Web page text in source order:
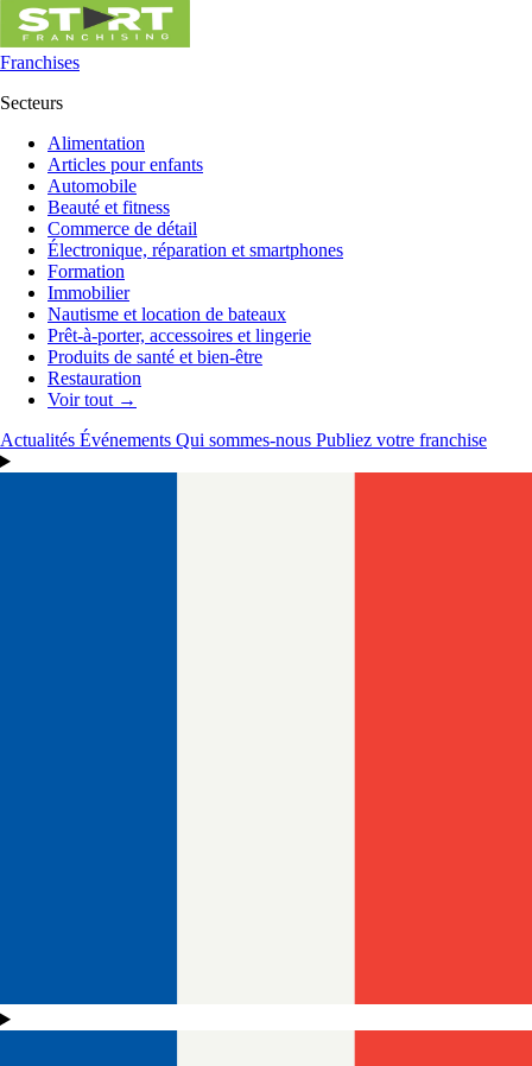
Franchises
Secteurs
Alimentation
Articles pour enfants
Automobile
Beauté et fitness
Commerce de détail
Électronique, réparation et smartphones
Formation
Immobilier
Nautisme et location de bateaux
Prêt-à-porter, accessoires et lingerie
Produits de santé et bien-être
Restauration
Voir tout →
Actualités Événements Qui sommes-nous Publiez votre franchise